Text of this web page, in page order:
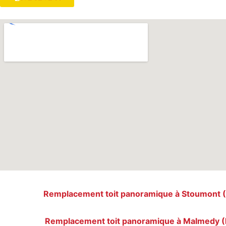
Remplacement toit panoramique à Stoumont
Remplacement toit panoramique à Malmedy